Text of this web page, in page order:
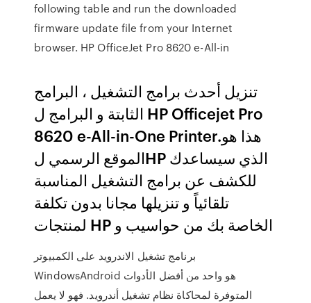
following table and run the downloaded
firmware update file from your Internet
browser. HP OfficeJet Pro 8620 e-All-in
تنزيل أحدث برامج التشغيل ، البرامج
الثابتة و البرامج ل HP Officejet Pro
8620 e-All-in-One Printer.هذا هو
الموقع الرسمي لHP الذي سيساعدك
للكشف عن برامج التشغيل المناسبة
تلقائياً و تنزيلها مجانا بدون تكلفة
لمنتجات HP الخاصة بك من حواسيب و
برنامج تشغيل الاندرويد على الكمبيوتر
WindowsAndroid هو واحد من أفضل الأدوات
المتوفرة لمحاكاة نظام تشغيل أندرويد. فهو لا يعمل